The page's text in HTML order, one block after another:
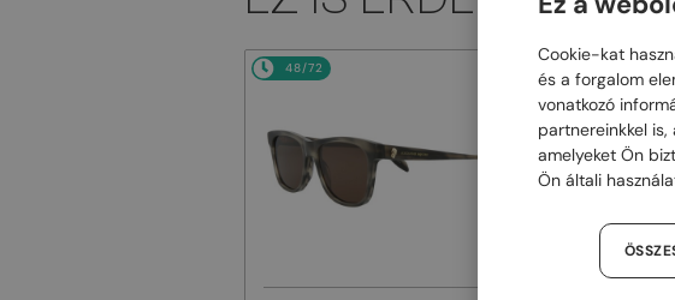
48/72
Cookie-kat
és a forgalom
vonatkozó
partnereinkkel
amelyeket Ön
Ön általi